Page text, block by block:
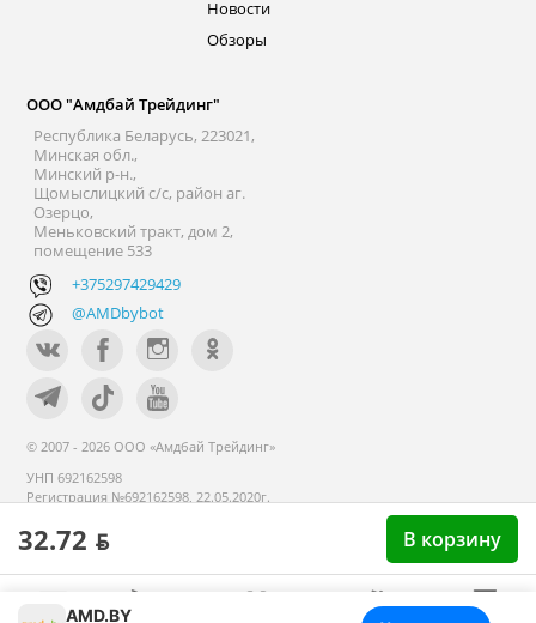
32.72 ƃ В корзину
Новости
Обзоры
ООО "Амдбай Трейдинг"
Республика Беларусь, 223021,
Минская обл.,
Минский р-н.,
Щомыслицкий с/с, район аг.
Озерцо,
Меньковский тракт, дом 2,
помещение 533
+375297429429
@AMDbybot
© 2007 - 2026 ООО «Амдбай Трейдинг»
УНП 692162598
Регистрация №692162598, 22.05.2020г.
реестре с 14 сентября 2020г.
AMD.BY